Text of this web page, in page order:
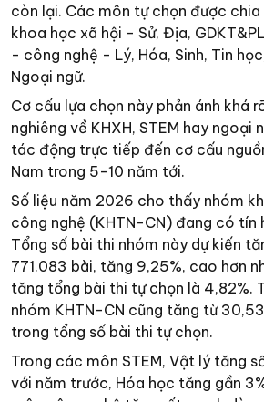
còn lại. Các môn tự chọn được chia
khoa học xã hội - Sử, Địa,
- công nghệ - Lý, Hóa, Sinh, Tin
Ngoại ngữ.
Cơ cấu lựa chọn này phản ánh khá
nghiêng về KHXH, STEM hay ngoại
tác động trực tiếp đến cơ cấu
Nam trong 5-10 năm tới.
Số liệu năm 2026 cho thấy nhóm
công nghệ (KHTN-CN) đang có tín
Tổng số bài thi nhóm này dự kiến
771.083 bài, tăng 9,25%, cao hơn
tăng tổng bài thi tự chọn là 4,82%.
nhóm KHTN-CN cũng tăng từ
trong tổng số bài thi tự chọn.
Trong các môn STEM, Vật lý tăng
với năm trước, Hóa học tăng gần